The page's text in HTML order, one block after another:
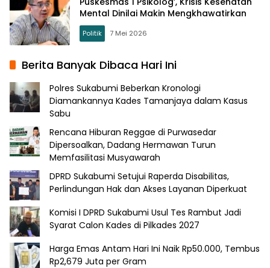
Mental Dinilai Makin Mengkhawatirkan
Politik 7 Mei 2026
Berita Banyak Dibaca Hari Ini
Polres Sukabumi Beberkan Kronologi
Diamankannya Kades Tamanjaya dalam Kasus
Sabu
Rencana Hiburan Reggae di Purwasedar
Dipersoalkan, Dadang Hermawan Turun
Memfasilitasi Musyawarah
DPRD Sukabumi Setujui Raperda Disabilitas,
Perlindungan Hak dan Akses Layanan Diperkuat
Komisi I DPRD Sukabumi Usul Tes Rambut Jadi
Syarat Calon Kades di Pilkades 2027
Harga Emas Antam Hari Ini Naik Rp50.000, Tembus
Rp2,679 Juta per Gram